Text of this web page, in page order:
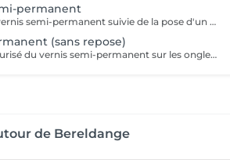
permanent
Dépose de l'ancien vernis semi-permanent suivie de la pose d'un nouveau vernis semi-permanent sur les ongles des mains. Préparation délicate de l'ongle afin d'assurer un résultat soigné et une tenue optimale. Finition nette pour un rendu durable et brillant. Cette prestation n'inclut pas de manucure complète.
(sans repose)
Retrait délicat et sécurisé du vernis semi-permanent sur les ongles des mains. Après la dépose, le bord libre des ongles est soigneusement limé pour un rendu propre. Cette prestation est réalisée sans pose de nouveau vernis.
de Bereldange